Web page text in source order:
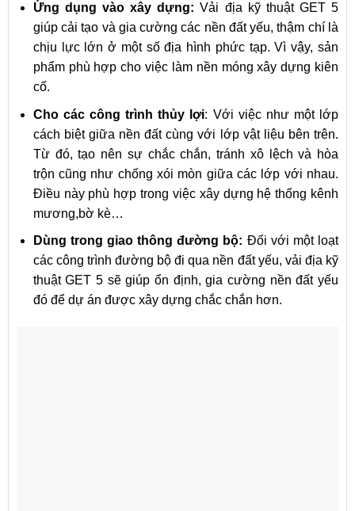
Ứng dụng vào xây dựng: Vải địa kỹ thuật GET 5
giúp cải tạo và gia cường các nền đất yếu, thậm chí là
chịu lực lớn ở một số địa hình phức tạp. Vì vậy, sản
phẩm phù hợp cho việc làm nền móng xây dựng kiên
cố.
Cho các công trình thủy lợi: Với việc như một lớp
cách biệt giữa nền đất cùng với lớp vật liệu bên trên.
Từ đó, tạo nên sự chắc chắn, tránh xô lệch và hòa
trộn cũng như chống xói mòn giữa các lớp với nhau.
Điều này phù hợp trong việc xây dựng hệ thống kênh
mương,bờ kè…
Dùng trong giao thông đường bộ: Đối với một loạt
các công trình đường bộ đi qua nền đất yếu, vải địa kỹ
thuật GET 5 sẽ giúp ổn định, gia cường nền đất yếu
đó để dự án được xây dựng chắc chắn hơn.